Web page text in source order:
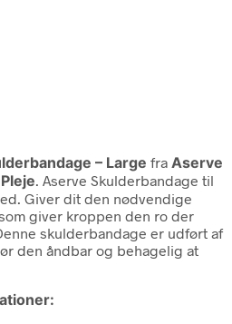
– Large fra Aserve
Pleje. Aserve Skulderbandage til
Giver dit den nødvendige
giver kroppen den ro der
skulderbandage er udført af
den åndbar og behagelig at